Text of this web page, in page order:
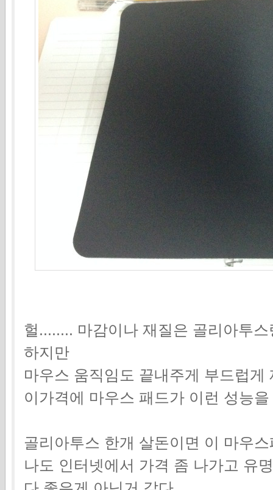
헐........ 마감이나 재질은 골리아투
하지만
마우스 움직임도 끝내주게 부드럽게
이가격에 마우스 패드가 이런 성능
골리아투스 한개 살돈이면 이 마우
나도 인터넷에서 가격 좀 나가고 유